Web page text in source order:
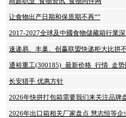
让食物出产日期和保质期不再“”
2017-2027全球及中國食物儲藏箱行業
速递易、丰巢、创赢联盟快递柜大比拼
通裕重工(300185)_最新价格_行情_走
长安猎手 优惠方针
2026年快拼打包箱需要我们来关注品牌
2026年出口箱相关厂家盘点 慧志恒等企